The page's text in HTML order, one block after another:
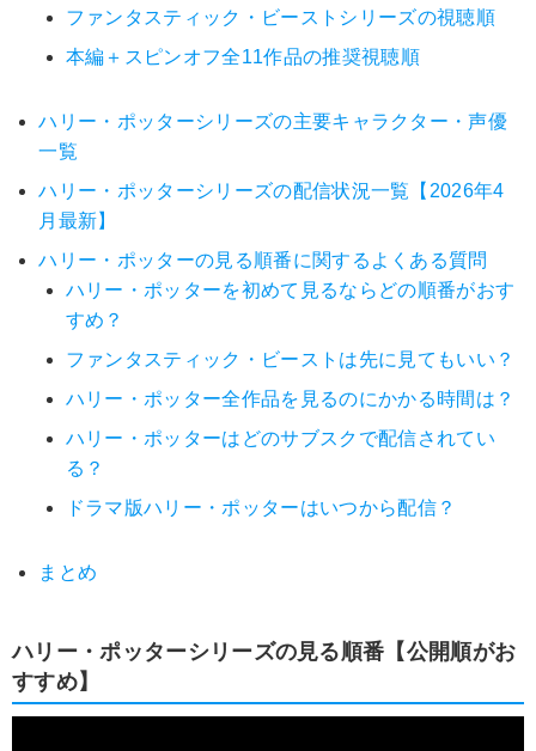
ファンタスティック・ビーストシリーズの視聴順
本編＋スピンオフ全11作品の推奨視聴順
ハリー・ポッターシリーズの主要キャラクター・声優
一覧
ハリー・ポッターシリーズの配信状況一覧【2026年4
月最新】
ハリー・ポッターの見る順番に関するよくある質問
ハリー・ポッターを初めて見るならどの順番がおす
すめ？
ファンタスティック・ビーストは先に見てもいい？
ハリー・ポッター全作品を見るのにかかる時間は？
ハリー・ポッターはどのサブスクで配信されてい
る？
ドラマ版ハリー・ポッターはいつから配信？
まとめ
ハリー・ポッターシリーズの見る順番【公開順がお
すすめ】